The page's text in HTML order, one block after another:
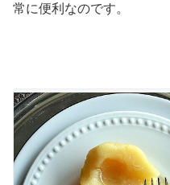
常に便利なのです。